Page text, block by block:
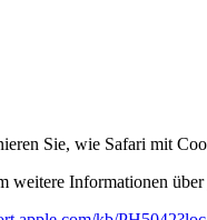
Sie, wie Safari mit
weitere Informationen